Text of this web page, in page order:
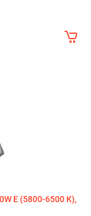
E (5800-6500 К),